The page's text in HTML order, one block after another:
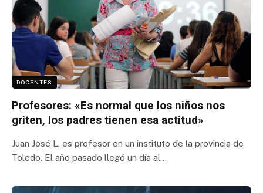
DOCENTES
Profesores: «Es normal que los niños nos
griten, los padres tienen esa actitud»
Juan José L. es profesor en un instituto de la provincia de
Toledo. El año pasado llegó un día al…